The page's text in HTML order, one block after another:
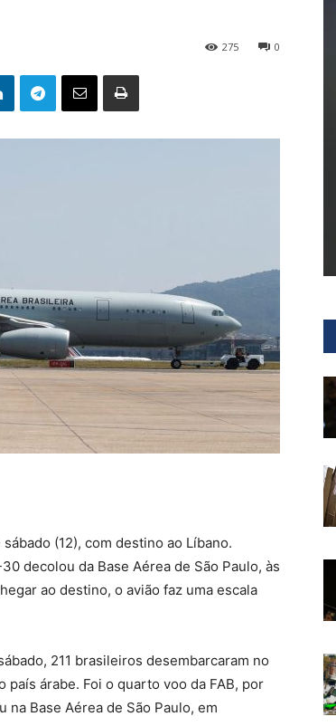
0
275
(12), com destino ao Líbano.
decolou da Base Aérea de São Paulo, às
ao destino, o avião faz uma escala
211 brasileiros desembarcaram no
país árabe. Foi o quarto voo da FAB, por
na Base Aérea de São Paulo, em